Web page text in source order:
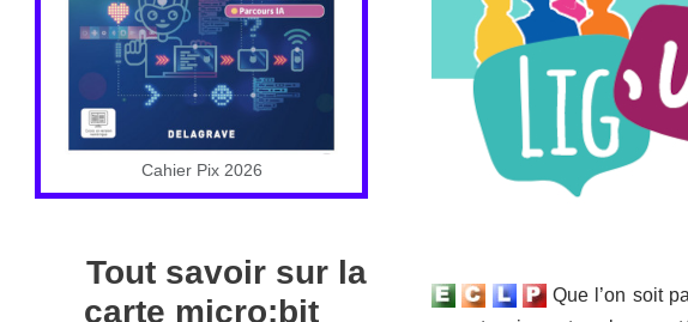
Cahier Pix 2026
Tout savoir sur la
carte micro:bit
Que l’on soit